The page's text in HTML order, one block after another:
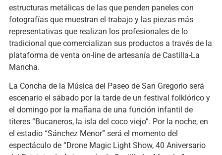
estructuras metálicas de las que penden paneles con
fotografías que muestran el trabajo y las piezas más
representativas que realizan los profesionales de lo
tradicional que comercializan sus productos a través de la
plataforma de venta on-line de artesanía de Castilla-La
Mancha.
La Concha de la Música del Paseo de San Gregorio será
escenario el sábado por la tarde de un festival folklórico y
el domingo por la mañana de una función infantil de
títeres “Bucaneros, la isla del coco viejo”. Por la noche, en
el estadio “Sánchez Menor” será el momento del
espectáculo de “Drone Magic Light Show, 40 Aniversario